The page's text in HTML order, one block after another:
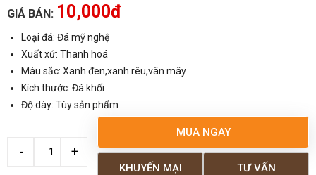
GIÁ BÁN: 10,000đ
Loại đá: Đá mỹ nghệ
Xuất xứ: Thanh hoá
Màu sắc: Xanh đen,xanh rêu,vân mây
Kích thước: Đá khối
Độ dày: Tùy sản phẩm
MUA NGAY
TƯ VẤN
KHUYẾN MẠI